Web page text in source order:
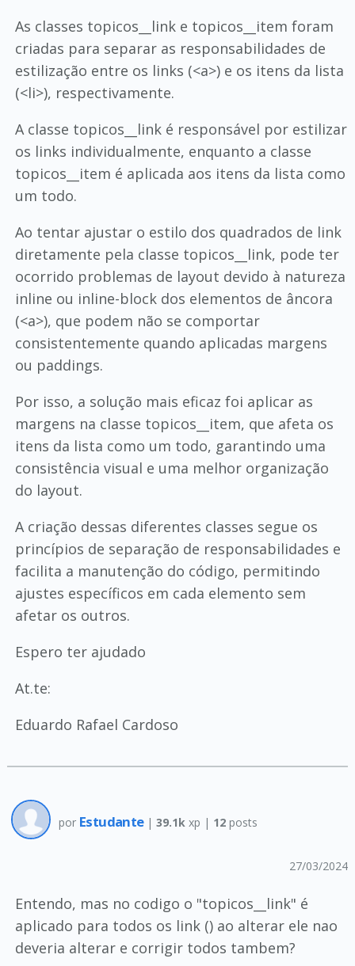
As classes topicos__link e topicos__item foram
criadas para separar as responsabilidades de
estilização entre os links (<a>) e os itens da lista
(<li>), respectivamente.
A classe topicos__link é responsável por estilizar
os links individualmente, enquanto a classe
topicos__item é aplicada aos itens da lista como
um todo.
Ao tentar ajustar o estilo dos quadrados de link
diretamente pela classe topicos__link, pode ter
ocorrido problemas de layout devido à natureza
inline ou inline-block dos elementos de âncora
(<a>), que podem não se comportar
consistentemente quando aplicadas margens
ou paddings.
Por isso, a solução mais eficaz foi aplicar as
margens na classe topicos__item, que afeta os
itens da lista como um todo, garantindo uma
consistência visual e uma melhor organização
do layout.
A criação dessas diferentes classes segue os
princípios de separação de responsabilidades e
facilita a manutenção do código, permitindo
ajustes específicos em cada elemento sem
afetar os outros.
Espero ter ajudado
At.te:
Eduardo Rafael Cardoso
por Estudante | 39.1k xp | 12posts
27/03/2024
Entendo, mas no codigo o "topicos__link" é
aplicado para todos os link () ao alterar ele nao
deveria alterar e corrigir todos tambem?